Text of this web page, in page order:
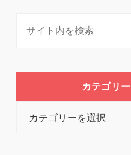
カテゴリー